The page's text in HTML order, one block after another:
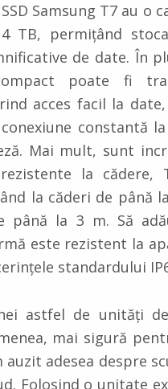
Samsung T7 au o
TB, permițând
de date. În
poate fi
acces facil la
constantă
Mai mult, sunt
la cădere,
la căderi de până
până la 3 m. Să
este rezistent la
standardului
astfel de unități
mai sigură
auzit adesea despre
Folosind o unitate